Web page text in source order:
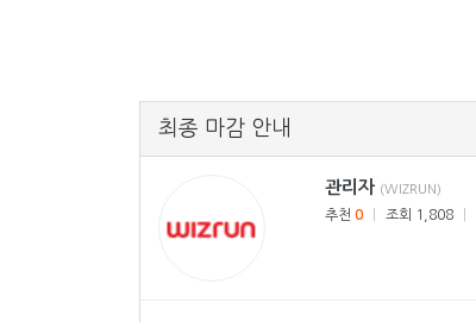
최종 마감 안내
관리자 (WIZRUN)
추천0 조회 1,808